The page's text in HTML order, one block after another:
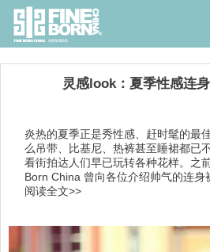
灵感look：夏季性感连
炎热的夏季正是秀性感、赶时髦的最
么吊带、比基尼、热裤甚至睡裙都已
看街拍达人们早已玩转各种花样。之
Born China 曾向各位介绍帅气的连身
阅读全文>>